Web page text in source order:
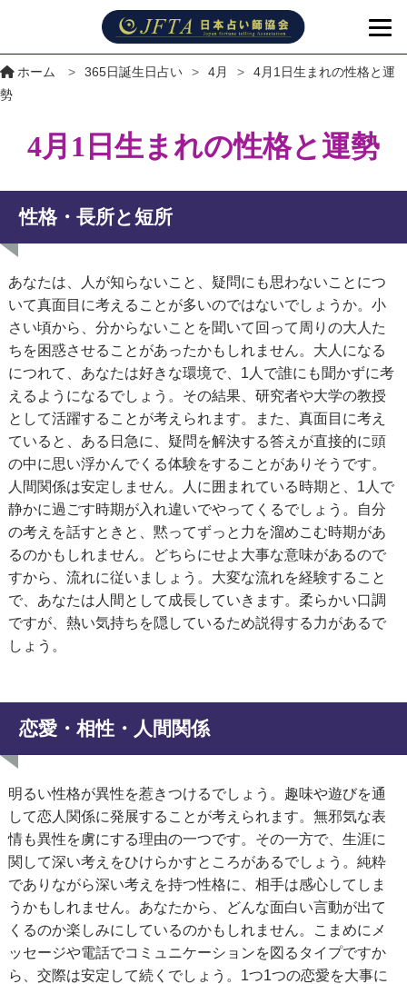
ホーム > 365日誕生日占い > 4月 >
4月1日生まれの性格と運
勢
4月1日生まれの性格と運勢
性格・長所と短所
あなたは、人が知らないこと、疑問にも思わないことにつ
いて真面目に考えることが多いのではないでしょうか。小
さい頃から、分からないことを聞いて回って周りの大人た
ちを困惑させることがあったかもしれません。大人になる
につれて、あなたは好きな環境で、1人で誰にも聞かずに考
えるようになるでしょう。その結果、研究者や大学の教授
として活躍することが考えられます。また、真面目に考え
ていると、ある日急に、疑問を解決する答えが直接的に頭
の中に思い浮かんでくる体験をすることがありそうです。
人間関係は安定しません。人に囲まれている時期と、1人で
静かに過ごす時期が入れ違いでやってくるでしょう。自分
の考えを話すときと、黙ってずっと力を溜めこむ時期があ
るのかもしれません。どちらにせよ大事な意味があるので
すから、流れに従いましょう。大変な流れを経験すること
で、あなたは人間として成長していきます。柔らかい口調
ですが、熱い気持ちを隠しているため説得する力があるで
しょう。
恋愛・相性・人間関係
明るい性格が異性を惹きつけるでしょう。趣味や遊びを通
して恋人関係に発展することが考えられます。無邪気な表
情も異性を虜にする理由の一つです。その一方で、生涯に
関して深い考えをひけらかすところがあるでしょう。純粋
でありながら深い考えを持つ性格に、相手は感心してしま
うかもしれません。あなたから、どんな面白い言動が出て
くるのか楽しみにしているのかもしれません。こまめにメ
ッセージや電話でコミュニケーションを図るタイプですか
ら、交際は安定して続くでしょう。1つ1つの恋愛を大事に